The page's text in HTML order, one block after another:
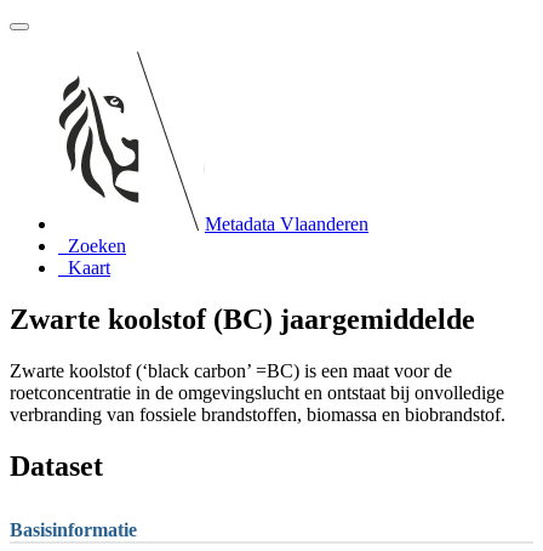
Metadata Vlaanderen
Zoeken
Kaart
Zwarte koolstof (BC) jaargemiddelde
Zwarte koolstof (‘black carbon’ =BC) is een maat voor de
roetconcentratie in de omgevingslucht en ontstaat bij onvolledige
verbranding van fossiele brandstoffen, biomassa en biobrandstof.
Dataset
Basisinformatie